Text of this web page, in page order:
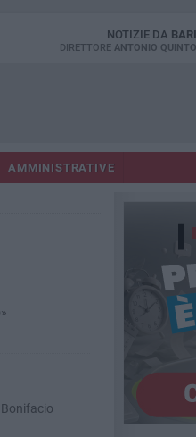
NOTIZIE DA BARI
DIRETTORE ANTONIO QUINTO
AMMINISTRATIVE